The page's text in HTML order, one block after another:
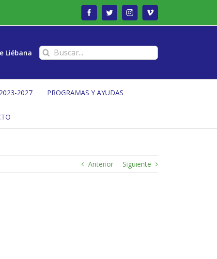
FacebookTwitterInstagramVimeo
Liébana Buscar:
2027 PROGRAMAS Y AYUDAS
Anterior Siguiente